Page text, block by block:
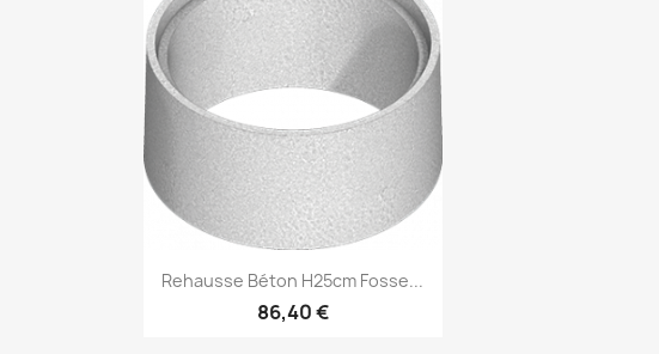
Aperçu rapide
Rehausse Béton H25cm Fosse...
86,40 €